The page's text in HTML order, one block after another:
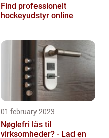
Find professionelt
hockeyudstyr online
01 february 2023
Nøglefri lås til
virksomheder? - Lad en